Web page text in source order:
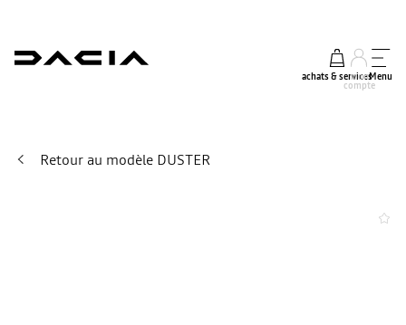
achats & services
mon
compte
Menu
Retour au modèle DUSTER